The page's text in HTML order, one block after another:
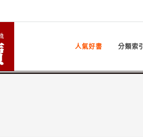
人氣好書 分類索引